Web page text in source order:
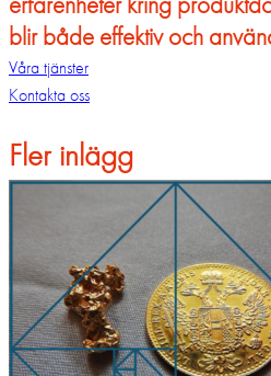
blir både effektiv och
Våra tjänster
Kontakta oss
Fler inlägg